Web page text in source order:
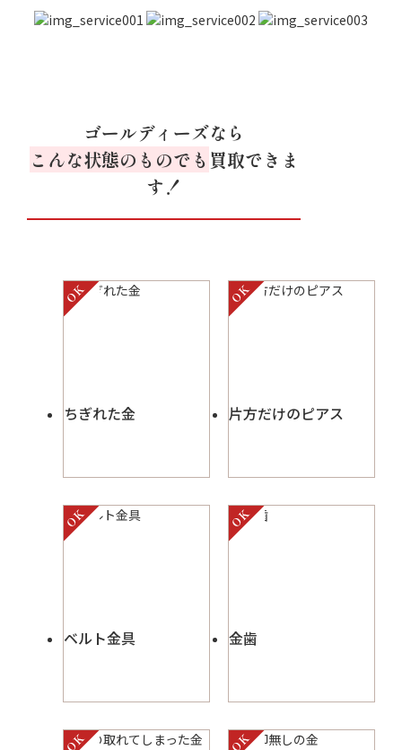
ゴールディーズなら
こんな状態のものでも 買取できま
す！
ちぎれた金 片方だけのピアス
ベルト金具 金歯